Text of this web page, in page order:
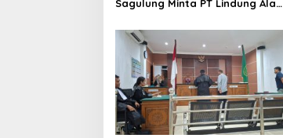
Sagulung Minta PT Lindung Alam
Merendahkan Masyarakat